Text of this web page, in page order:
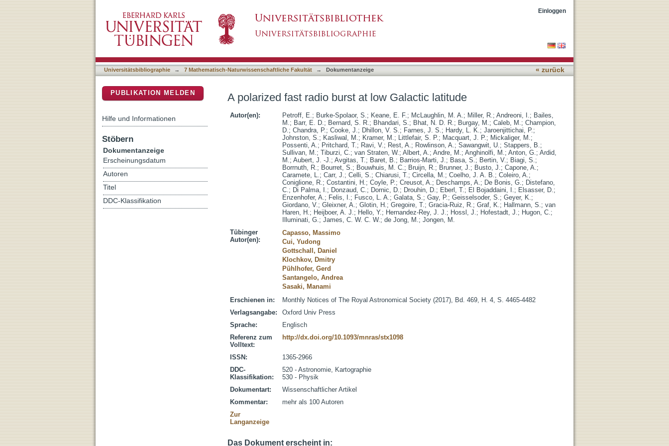
Einloggen
Universitätsbibliographie → 7 Mathematisch-Naturwissenschaftliche Fakultät → Dokumentanzeige « zurück
A polarized fast radio burst at low Galactic latitude
Autor(en): Petroff, E.; Burke-Spolaor, S.; Keane, E. F.; McLaughlin, M. A.; Miller, R.; Andreoni, I.; Bailes,
M.; Barr, E. D.; Bernard, S. R.; Bhandari, S.; Bhat, N. D. R.; Burgay, M.; Caleb, M.; Champion,
D.; Chandra, P.; Cooke, J.; Dhillon, V. S.; Farnes, J. S.; Hardy, L. K.; Jaroenjittichai, P.;
Johnston, S.; Kasliwal, M.; Kramer, M.; Littlefair, S. P.; Macquart, J. P.; Mickaliger, M.;
Possenti, A.; Pritchard, T.; Ravi, V.; Rest, A.; Rowlinson, A.; Sawangwit, U.; Stappers, B.;
Sullivan, M.; Tiburzi, C.; van Straten, W.; Albert, A.; Andre, M.; Anghinolfi, M.; Anton, G.; Ardid,
M.; Aubert, J. -J.; Avgitas, T.; Baret, B.; Barrios-Marti, J.; Basa, S.; Bertin, V.; Biagi, S.;
Borrnuth, R.; Bourret, S.; Bouwhuis, M. C.; Bruijn, R.; Brunner, J.; Busto, J.; Capone, A.;
Caramete, L.; Carr, J.; Celli, S.; Chiarusi, T.; Circella, M.; Coelho, J. A. B.; Coleiro, A.;
Coniglione, R.; Costantini, H.; Coyle, P.; Creusot, A.; Deschamps, A.; De Bonis, G.; Distefano,
C.; Di Palma, I.; Donzaud, C.; Dornic, D.; Drouhin, D.; Eberl, T.; El Bojaddaini, I.; Elsasser, D.;
Enzenhofer, A.; Felis, I.; Fusco, L. A.; Galata, S.; Gay, P.; Geisselsoder, S.; Geyer, K.;
Giordano, V.; Gleixner, A.; Glotin, H.; Gregoire, T.; Gracia-Ruiz, R.; Graf, K.; Hallmann, S.; van
Haren, H.; Heijboer, A. J.; Hello, Y.; Hernandez-Rey, J. J.; Hossl, J.; Hofestadt, J.; Hugon, C.;
Illuminati, G.; James, C. W. C. W.; de Jong, M.; Jongen, M.
Tübinger
Autor(en):
Capasso, Massimo
Cui, Yudong
Gottschall, Daniel
Klochkov, Dmitry
Pühlhofer, Gerd
Santangelo, Andrea
Sasaki, Manami
Erschienen in:
Monthly Notices of The Royal Astronomical Society (2017), Bd. 469, H. 4, S. 4465-4482
Verlagsangabe:
Oxford Univ Press
Sprache:
Englisch
Referenz zum
Volltext:
http://dx.doi.org/10.1093/mnras/stx1098
ISSN:
1365-2966
DDC-
Klassifikation:
520 - Astronomie, Kartographie
530 - Physik
Dokumentart:
Wissenschaftlicher Artikel
Kommentar:
mehr als 100 Autoren
Zur
Langanzeige
Das Dokument erscheint in:
PUBLIKATION MELDEN
Hilfe und Informationen
Stöbern
Dokumentanzeige
Erscheinungsdatum
Autoren
Titel
DDC-Klassifikation